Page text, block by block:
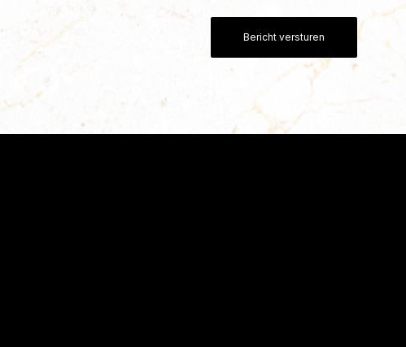
Bericht versturen